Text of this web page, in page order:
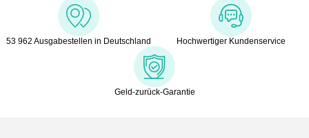
53 962 Ausgabestellen in Deutschland Hochwertiger Kundenservice
Geld-zurück-Garantie